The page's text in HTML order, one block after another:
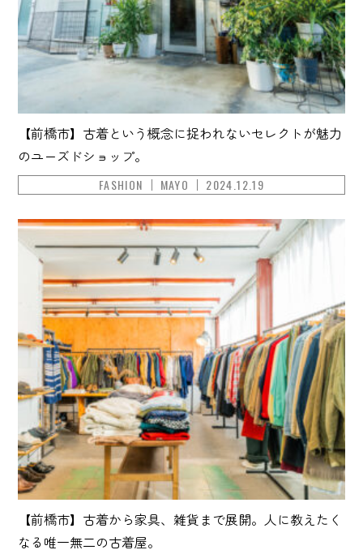
【前橋市】古着という概念に捉われないセレクトが魅力
のユーズドショップ。
FASHION MAYO 2024.12.19
【前橋市】古着から家具、雑貨まで展開。人に教えたく
なる唯一無二の古着屋。